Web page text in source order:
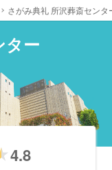
さがみ典礼 所沢葬斎センタ
ター
4.8